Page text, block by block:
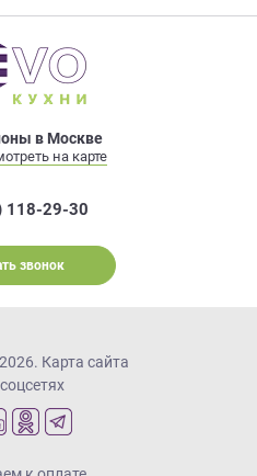
в Москве
на карте
118-29-30
звонок
Карта сайта